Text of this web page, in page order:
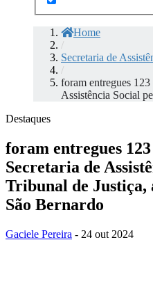
Home
/
Secretaria de
/
foram entregues 123
Assistência Social
Destaques
foram entregues 123
Secretaria de
Tribunal de Justiça,
São Bernardo
Gaciele Pereira - 24 out 2024